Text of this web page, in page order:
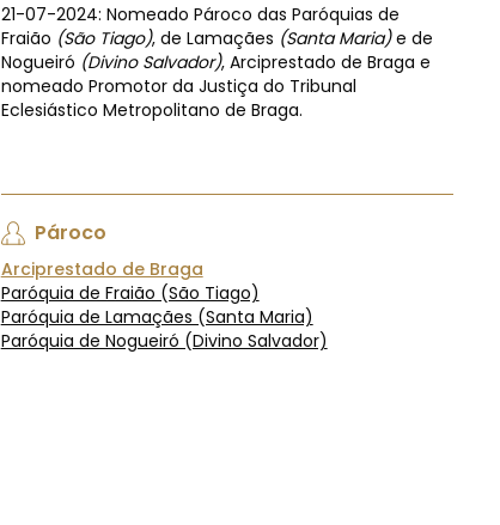
21-07-2024: Nomeado Pároco das Paróquias de
Fraião (São Tiago), de Lamaçães (Santa Maria)e de
Nogueiró (Divino Salvador), Arciprestado de Braga e
nomeado Promotor da Justiça do Tribunal
Eclesiástico Metropolitano de Braga.
Pároco
Arciprestado de Braga
Paróquia de Fraião (São Tiago)
Paróquia de Lamaçães (Santa Maria)
Paróquia de Nogueiró (Divino Salvador)